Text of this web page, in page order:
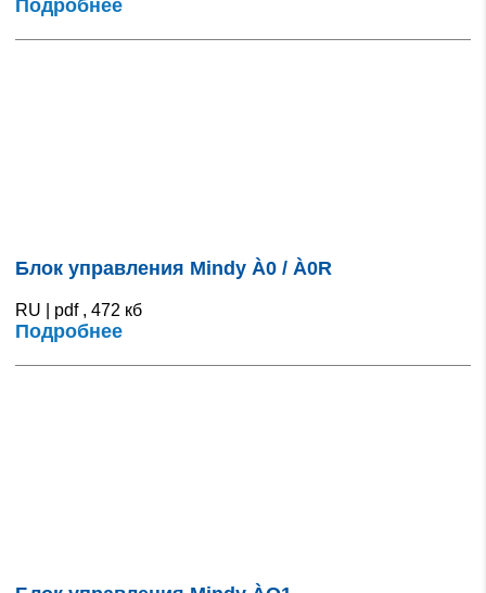
Подробнее
Блок управления Mindy À0 / À0R
RU | pdf , 472 кб
Подробнее